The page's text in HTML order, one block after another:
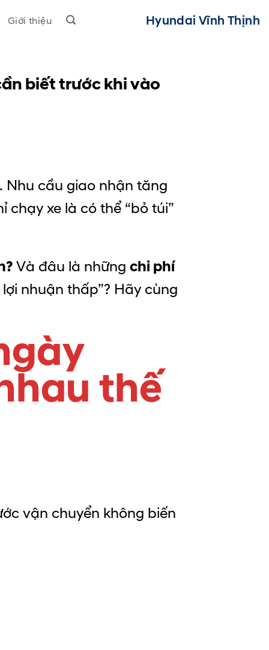
Giới thiệu Hyundai Vĩnh Thịnh
biết trước khi vào
. Nhu cầu giao nhận tăng
xe là có thể “bỏ túi”
Và đâu là những chi phí
nhuận thấp”? Hãy cùng
thế
vận chuyển không biến